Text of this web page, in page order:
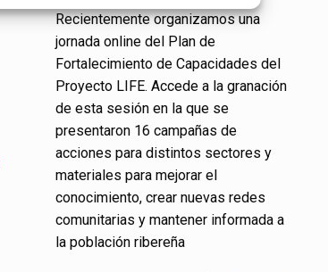
Recientemente organizamos una
jornada online del Plan de
Fortalecimiento de Capacidades del
Proyecto LIFE. Accede a la granación
de esta sesión en la que se
presentaron 16 campañas de
acciones para distintos sectores y
materiales para mejorar el
conocimiento, crear nuevas redes
comunitarias y mantener informada a
la población ribereña